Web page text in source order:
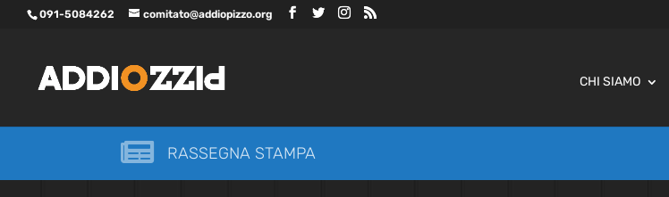
091-5084262 comitato@addiopizzo.org
CHI SIAMO
 RASSEGNA STAMPA